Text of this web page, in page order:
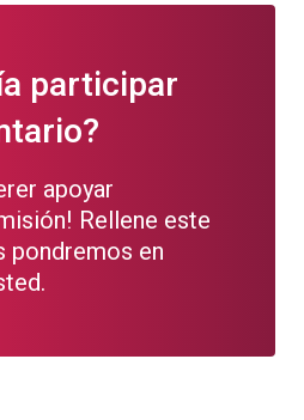
participar
apoyar
Rellene este
pondremos en